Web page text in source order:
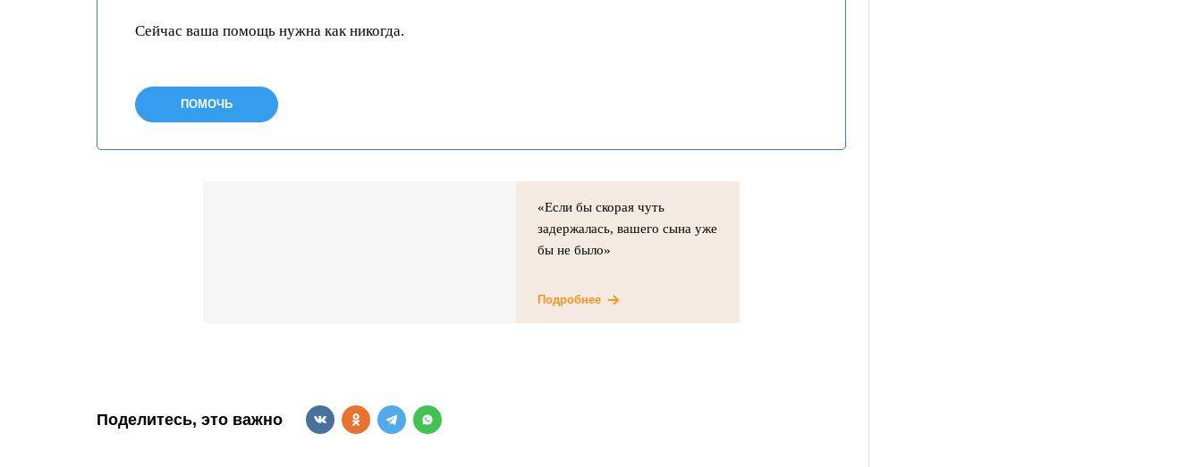
Сейчас ваша помощь нужна как никогда.
ПОМОЧЬ
«Если бы скорая чуть
задержалась, вашего сына уже
бы не было»
Подробнее
Поделитесь, это важно